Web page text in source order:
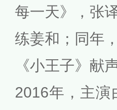
每一天》，张
练姜和；同年
《小王子》献声
2016年，主演